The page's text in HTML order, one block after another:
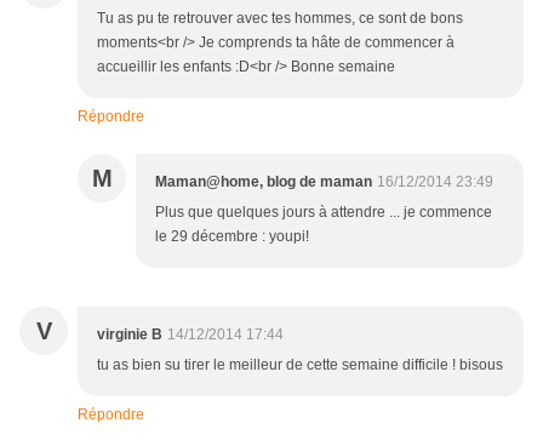
Tu as pu te retrouver avec tes hommes, ce sont de bons
moments<br /> Je comprends ta hâte de commencer à
accueillir les enfants :D<br /> Bonne semaine
Répondre
M Maman@home, blog de maman 16/12/2014 23:49
Plus que quelques jours à attendre ... je commence
le 29 décembre : youpi!
V virginie B 14/12/2014 17:44
tu as bien su tirer le meilleur de cette semaine difficile ! bisous
Répondre